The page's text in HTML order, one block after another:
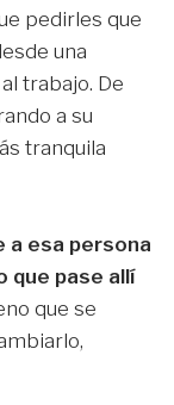
pedirles que
una
trabajo. De
a su
tranquila
a esa persona
que pase allí
que se